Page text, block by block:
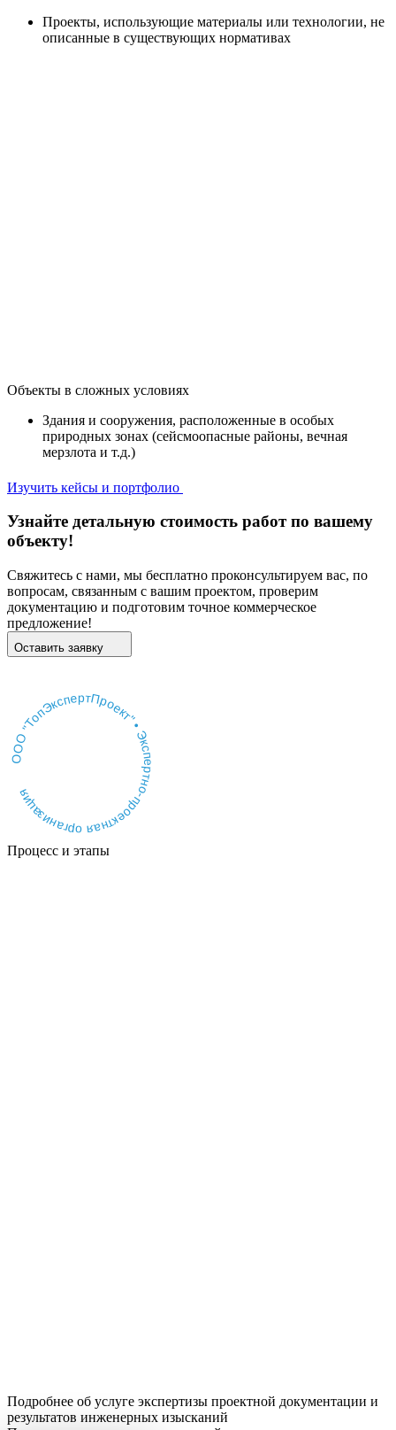
Проекты, использующие материалы или технологии, не
описанные в существующих нормативах
Объекты в сложных условиях
Здания и сооружения, расположенные в особых
природных зонах (сейсмоопасные районы, вечная
мерзлота и т.д.)
Изучить кейсы и портфолио
Узнайте детальную стоимость работ по вашему
объекту!
Свяжитесь с нами, мы бесплатно проконсультируем вас, по
вопросам, связанным с вашим проектом, проверим
документацию и подготовим точное коммерческое
предложение!
Оставить заявку
ООО "ТопЭкспертПроект" • Экспертно-проектная организация
Процесс и этапы
Подробнее об услуге экспертизы проектной документации и
результатов инженерных изысканий